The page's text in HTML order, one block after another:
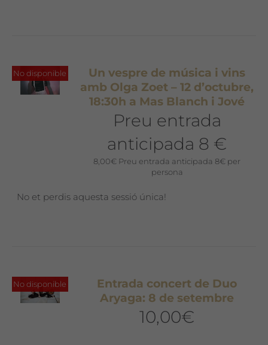
No disponible
Un vespre de música i vins
amb Olga Zoet – 12 d’octubre,
18:30h a Mas Blanch i Jové
Preu entrada
anticipada 8 €
8,00€ Preu entrada anticipada 8€ per
persona
No et perdis aquesta sessió única!
No disponible
Entrada concert de Duo
Aryaga: 8 de setembre
10,00€